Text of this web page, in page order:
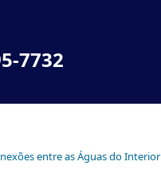
7732
entre as Águas do